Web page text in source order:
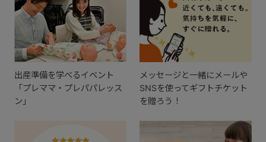
出産準備を学べるイベント
「プレママ・プレパパレッス
ン」
メッセージと一緒にメールや
SNSを使ってギフトチケット
を贈ろう！